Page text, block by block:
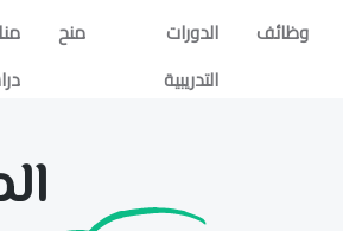
وظائف
الدورات
التدريبية
منح